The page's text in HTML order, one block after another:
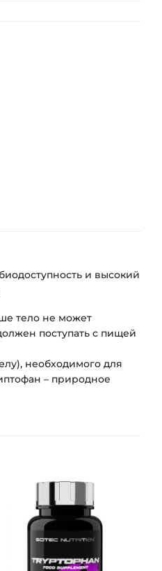
и высокий
тело не может
поступать с пищей
необходимого для
– природное
в список
желаний